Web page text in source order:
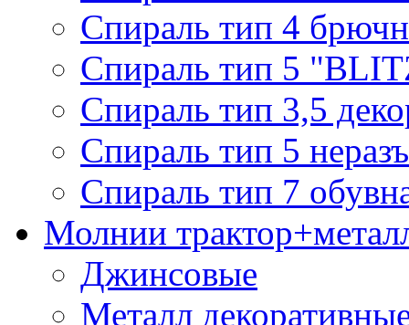
Спираль тип 4
Спираль тип 5
Спираль тип 3,5
Спираль тип 5
Спираль тип 7
Молнии
Джинсовые
Металл